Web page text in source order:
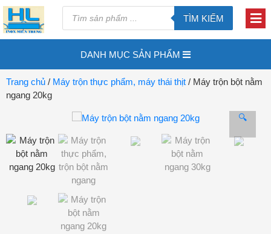
TÌM KIẾM
DANH MỤC SẢN PHẨM
Trang chủ / Máy trộn thực phẩm, máy thái thịt / Máy trộn bột nằm
ngang 20kg
🔍